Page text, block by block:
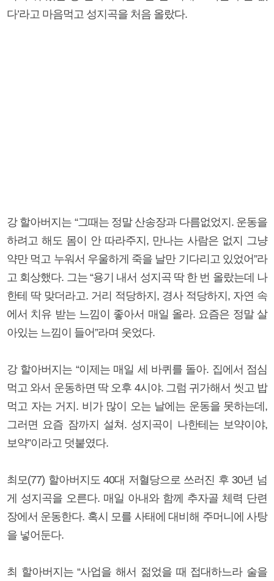
다’라고 마음먹고 성지곡을 처음 올랐다.
강 할아버지는 “그때는 정말 산송장과 다름없었지. 운동을
하려고 해도 몸이 안 따라주지, 만나는 사람은 없지 그냥
약만 먹고 누워서 우울하게 죽을 날만 기다리고 있었어”라
고 회상했다. 그는 “용기 내서 성지곡 딱 한 번 올랐는데 나
한테 딱 맞더라고. 거리 적당하지, 경사 적당하지, 자연 속
에서 치유 받는 느낌이 좋아서 매일 올라. 요즘은 정말 살
아있는 느낌이 들어”라며 웃었다.
강 할아버지는 “이제는 매일 세 바퀴를 돌아. 집에서 점심
먹고 와서 운동하면 딱 오후 4시야. 그럼 귀가해서 씻고 밥
먹고 자는 거지. 비가 많이 오는 날에는 운동을 못하는데,
그러면 요즘 잠까지 설쳐. 성지곡이 나한테는 보약이야,
보약”이라고 덧붙였다.
최모(77) 할아버지도 40대 저혈당으로 쓰러진 후 30년 넘
게 성지곡을 오른다. 매일 아내와 함께 추자골 체력 단련
장에서 운동한다. 혹시 모를 사태에 대비해 주머니에 사탕
을 넣어둔다.
최 할아버지는 “사업을 해서 젊었을 때 접대하느라 술을